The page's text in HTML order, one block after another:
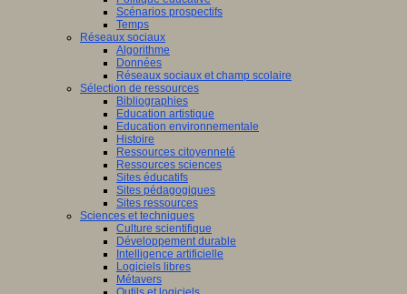
Scénarios prospectifs
Temps
Réseaux sociaux
Algorithme
Données
Réseaux sociaux et champ scolaire
Sélection de ressources
Bibliographies
Education artistique
Education environnementale
Histoire
Ressources citoyenneté
Ressources sciences
Sites éducatifs
Sites pédagogiques
Sites ressources
Sciences et techniques
Culture scientifique
Développement durable
Intelligence artificielle
Logiciels libres
Métavers